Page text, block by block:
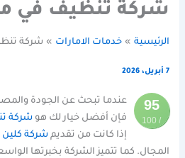
شركة تنظيف في
الرئيسية خدمات الامارات شركة
7 أبريل، 2026
95
/ 100
عندما تبحث عن الجودة
فإن أفضل خيار لك هوشركة
إذا كانت من تقديمشركة
المجال. كما تتميز الشركة بخبرتها